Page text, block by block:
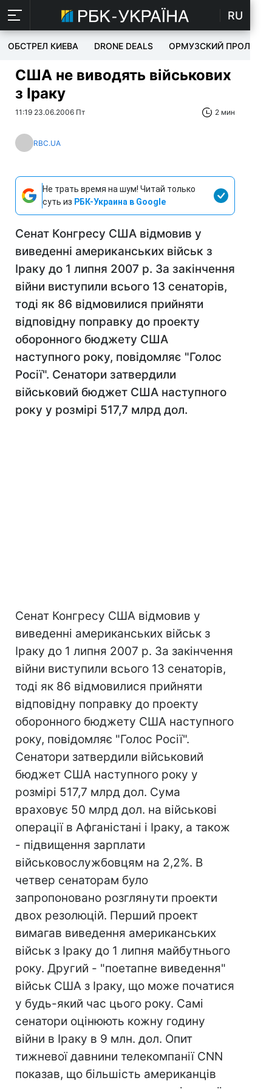
RU
ОБСТРЕЛ КИЕВА DRONE DEALS ОРМУЗСКИЙ ПРОЛИВ
США не виводять військових
з Іраку
11:19 23.06.2006 Пт 2 мин
RBC.UA
Не трать время на шум! Читай только
суть из РБК-Украина в Google
Сенат Конгресу США відмовив у
виведенні американських військ з
Іраку до 1 липня 2007 р. За закінчення
війни виступили всього 13 сенаторів,
тоді як 86 відмовилися прийняти
відповідну поправку до проекту
оборонного бюджету США
наступного року, повідомляє "Голос
Росії". Сенатори затвердили
військовий бюджет США наступного
року у розмірі 517,7 млрд дол.
Сенат Конгресу США відмовив у
виведенні американських військ з
Іраку до 1 липня 2007 р. За закінчення
війни виступили всього 13 сенаторів,
тоді як 86 відмовилися прийняти
відповідну поправку до проекту
оборонного бюджету США наступного
року, повідомляє "Голос Росії".
Сенатори затвердили військовий
бюджет США наступного року у
розмірі 517,7 млрд дол. Сума
враховує 50 млрд дол. на військові
операції в Афганістані і Іраку, а також
- підвищення зарплати
військовослужбовцям на 2,2%. В
четвер сенаторам було
запропоновано розглянути проекти
двох резолюцій. Перший проект
вимагав виведення американських
військ з Іраку до 1 липня майбутнього
року. Другий - "поетапне виведення"
військ США з Іраку, що може початися
у будь-який час цього року. Самі
сенатори оцінюють кожну годину
війни в Іраку в 9 млн. дол. Опит
тижневої давнини телекомпанії CNN
показав, що більшість американців